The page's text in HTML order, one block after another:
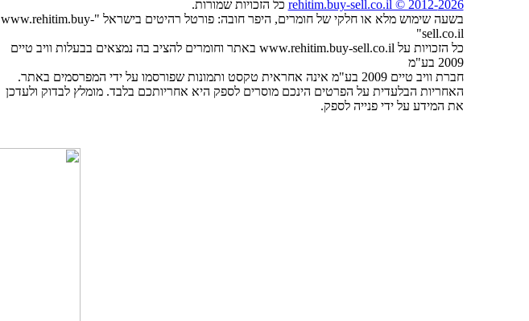
rehitim.buy-sell.co.il © 2012-2026
כל הזכויות שמורות.
בשעה שימוש מלא או חלקי של חומרים, היפר חובה: פורטל רהיטים בישראל "www.rehitim.buy-
sell.co.il"
כל הזכויות על www.rehitim.buy-sell.co.il באתר וחומרים להציב בה נמצאים בבעלות וויב טיים
2009 בע"מ
חברת וויב טיים 2009 בע"מ אינה אחראית טקסט ותמונות שפורסמו על ידי המפרסמים באתר.
האחריות הבלעדית על הפרטים הינכם מוסרים לספק היא אחריותכם בלבד. מומלץ לבדוק ולעדכן
את המידע על ידי פנייה לספק.